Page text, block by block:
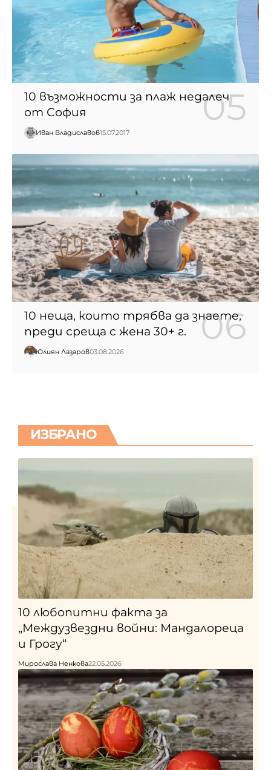
10 възможности за плаж недалеч
от София
Иван Владиславов15.07.2017
10 неща, които трябва да знаете,
преди среща с жена 30+ г.
Юлиян Лазаров03.08.2026
ИЗБРАНО
10 любопитни факта за
„Междузвездни войни: Мандалореца
и Грогу“
Мирослава Ненкова22.05.2026